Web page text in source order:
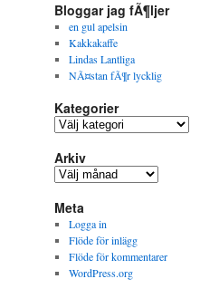
Bloggar jag fÃ¶ljer
en gul apelsin
Kakkakaffe
Lindas Lantliga
NÃ¤stan fÃ¶r lycklig
Kategorier
K
t
o
r
i
e
r
Arkiv
A
k
i
v
Meta
Logga in
Flöde för inlägg
Flöde för kommentarer
WordPress.org